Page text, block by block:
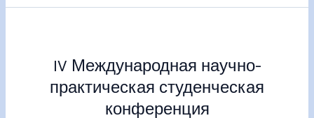
IV Международная научно-
практическая студенческая
конференция
студенческая